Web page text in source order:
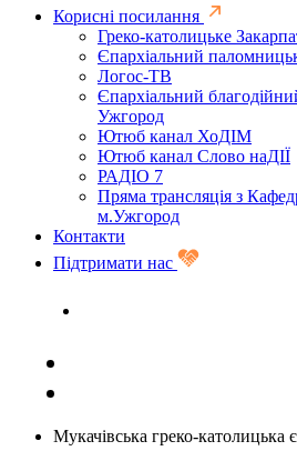
Корисні посилання
Греко-католицьке
Єпархіальний
Логос-ТВ
Єпархіальний
Ужгород
Ютюб канал ХоДІМ
Ютюб канал Слово наДІЇ
РАДІО 7
Пряма трансляція з
м.Ужгород
Контакти
Підтримати нас
Мукачівська греко-